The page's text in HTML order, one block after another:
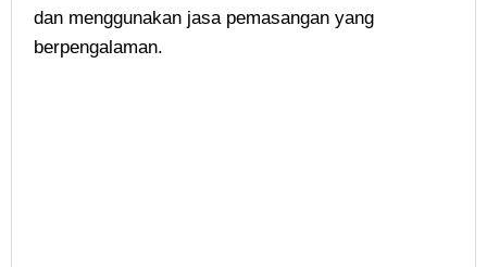
dan menggunakan jasa pemasangan yang
berpengalaman.